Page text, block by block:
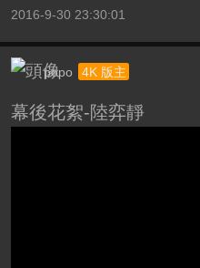
2016-9-30 23:30:01
popo 4K 版主
幕後花絮-陸弈靜